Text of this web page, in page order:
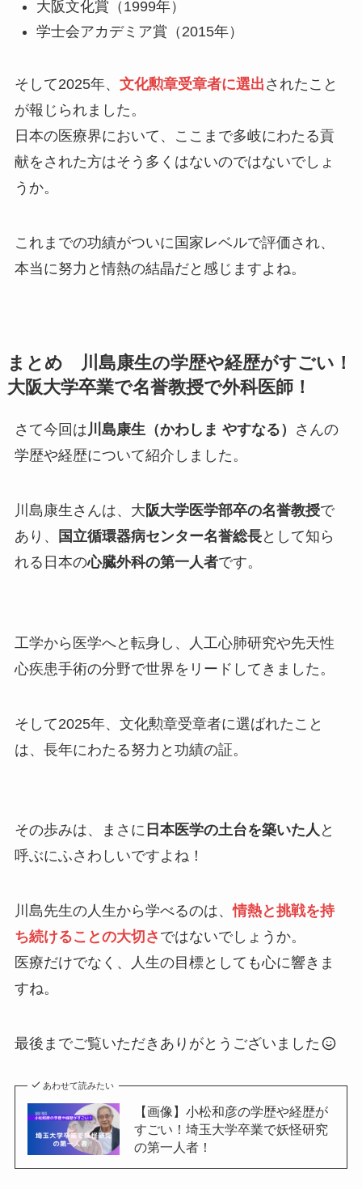
大阪文化賞（1999年）
学士会アカデミア賞（2015年）
そして2025年、 文化勲章受章者に選出 されたこと
が報じられました。
日本の医療界において、ここまで多岐にわたる貢
献をされた方はそう多くはないのではないでしょ
うか。
これまでの功績がついに国家レベルで評価され、
本当に努力と情熱の結晶だと感じますよね。
まとめ 川島康生の学歴や経歴がすごい！
大阪大学卒業で名誉教授で外科医師！
さて今回は川島康生（かわしま やすなる）
さんの
学歴や経歴について紹介しました。
川島康生さんは、大 阪大学医学部卒の名誉教授で
あり、
国立循環器病センター名誉総長として知ら
れる日本の心臓外科の第一人者です。
工学から医学へと転身し、人工心肺研究や先天性
心疾患手術の分野で世界をリードしてきました。
そして2025年、文化勲章受章者に選ばれたこと
は、長年にわたる努力と功績の証。
その歩みは、まさに 日本医学の土台を築いた人 と
呼ぶにふさわしいですよね！
川島先生の人生から学べるのは、情熱と挑戦を持
ち続けることの大切さ ではないでしょうか。
医療だけでなく、人生の目標としても心に響きま
すね。
最後までご覧いただきありがとうございました
あわせて読みたい
【画像】小松和彦の学歴や経歴が
すごい！埼玉大学卒業で妖怪研究
の第一人者！